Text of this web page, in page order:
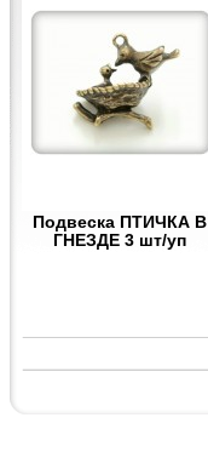
Подвеска ПТИЧКА В
ГНЕЗДЕ 3 шт/уп